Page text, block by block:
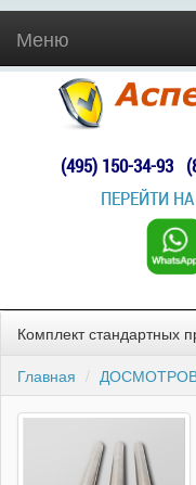
Меню
(495) 150-34-93
ПЕРЕЙТИ
Комплект стандартных
Главная